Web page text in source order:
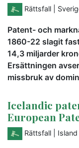
Rättsfall |
Patent- och
1860-22 slagit
14,3 miljarder
Ersättningen
missbruk av
Icelandic
European
Rättsfall | Island